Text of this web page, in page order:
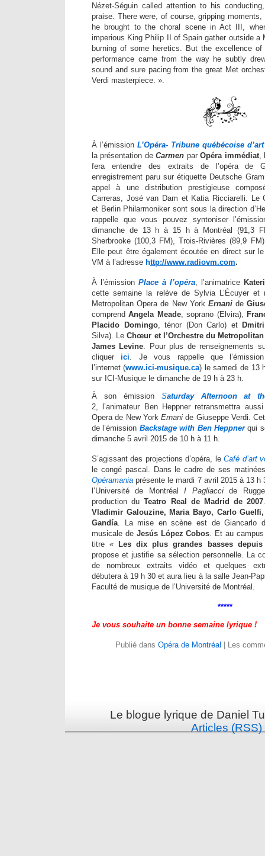
Nézet-Séguin called attention to his
praise. There were, of course, gripping
he brought to the choral scene in Act III,
imperious King Philip II of Spain gather outside a
burning of some heretics. But the excellence of
performance came from the way he subtly
sound and sure pacing from the great Met
Verdi masterpiece. ».
À l’émission L’Opéra- Tribune québécoise
la présentation deCarmen parOpéra immédiat,
fera entendre des extraits de l’opéra de
enregistrement paru sur étiquette Deutsche
appel à une distribution prestigieuse
Carreras, José van Dam et Katia Ricciarelli. Le
et Berlin Philarmoniker sont sous la direction
rappelle que vous pouvez syntoniser
dimanche de 13 h à 15 h à Montréal (91,3
Sherbrooke (100,3 FM), Trois-Rivières (89,9
Elle peut être également écoutée en direct sur
VM à l’adresse http://www.radiovm.com.
À l’émission Place à l’opéra , l’animatrice
cette semaine la relève de Sylvia L’Écuyer et
Metropolitan Opera de New York Ernani de
comprendAngela Meade, soprano (Elvira),
Placido Domingo, ténor (Don Carlo) et
Silva).
Le Chœur et l’Orchestre du
James Levine . Pour plus de renseignements
cliquerici . Je vous rappelle que
l’internet (www.ici-musique.ca) le samedi de 13
sur ICI-Musique le dimanche de 19 h à 23 h.
À son émission Saturday Afternoon at
2, l’animateur
Ben Heppnerretransmettra
Opera de New YorkErnani de Giuseppe Verdi .
de l’émission Backstage with Ben Heppnerqui
dimanche 5 avril 2015 de 10 h à 11 h.
S’agissant des projections d’opéra, leCafé d’art
le congé pascal. Dans le cadre de ses
Opéramania présente le mardi 7 avril 2015 à 13 h
l’Université de MontréalI Pagliaccide
productiondu Teatro Real de Madrid de 2007
Vladimir Galouzine, Maria Bayo, Carlo
Gandía . Lamise en scène est deGiancarlo
musicale de Jesús López Cobos . Et au
titre «Les dix plus grandes basses
propose et justifie sa sélection personnelle. La
de nombreux extraits vidéo et quelques
débutera à 19 h 30 et aura lieu à la salle Jean-
Faculté de musique de l’Université de Montréal.
*****
Je vous souhaite un bonne semaine lyrique !
Publié dans Opéra de Montréal | Les
Le blogue lyrique de Daniel
Articles (RSS)